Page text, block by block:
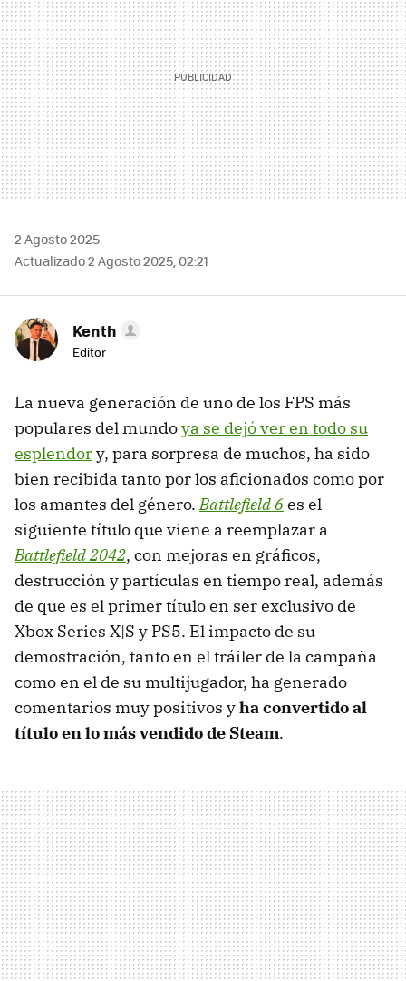
2 Agosto 2025
Actualizado 2 Agosto 2025, 02:21
Kenth
Editor
La nueva generación de uno de los FPS más
populares del mundoya se dejó ver en todo su
esplendory, para sorpresa de muchos, ha sido
bien recibida tanto por los aficionados como por
los amantes del género.Battlefield 6es el
siguiente título que viene a reemplazar a
Battlefield 2042, con mejoras en gráficos,
destrucción y partículas en tiempo real, además
de que es el primer título en ser exclusivo de
Xbox Series X|S y PS5. El impacto de su
demostración, tanto en el tráiler de la campaña
como en el de su multijugador, ha generado
comentarios muy positivos yha convertido al
título en lo más vendido de Steam.